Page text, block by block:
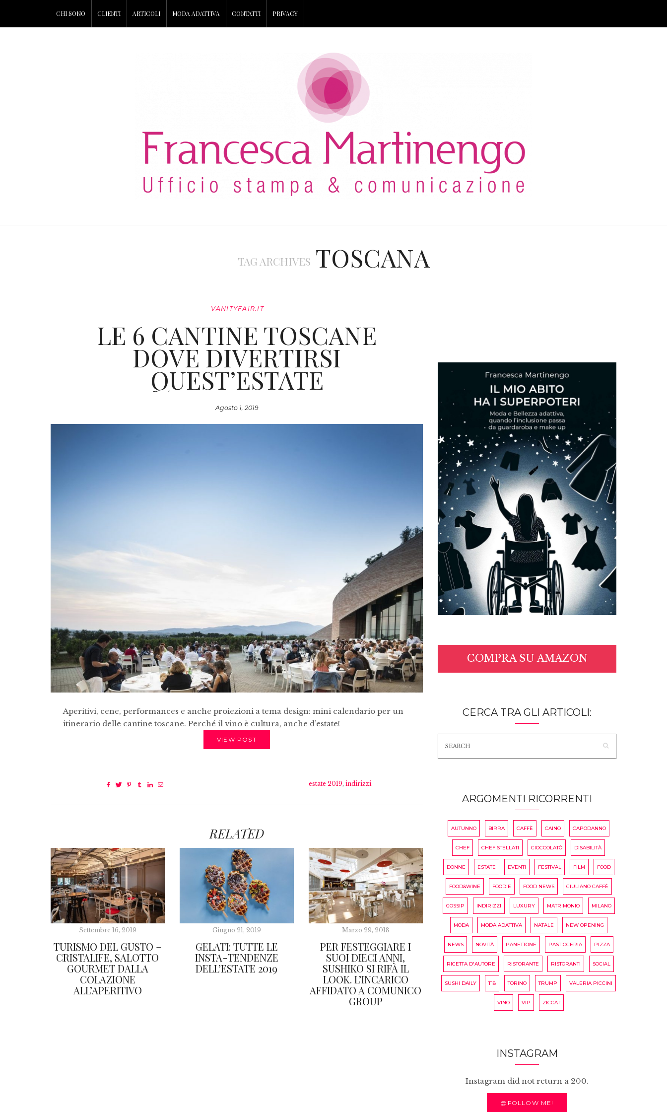
CHI SONO CLIENTI ARTICOLI MODA ADATTIVA CONTATTI PRIVACY
TAG ARCHIVES TOSCANA
VANITYFAIR.IT
LE 6 CANTINE TOSCANE
DOVE DIVERTIRSI
QUEST’ESTATE
Agosto 1, 2019
Aperitivi, cene, performances e anche proiezioni a tema design: mini calendario per un
itinerario delle cantine toscane. Perché il vino è cultura, anche d’estate!
VIEW POST
estate 2019, indirizzi
RELATED
Settembre 16, 2019
TURISMO DEL GUSTO –
CRISTALIFE, SALOTTO
GOURMET DALLA
COLAZIONE
ALL’APERITIVO
Giugno 21, 2019
GELATI: TUTTE LE
INSTA-TENDENZE
DELL’ESTATE 2019
Marzo 29, 2018
PER FESTEGGIARE I
SUOI DIECI ANNI,
SUSHIKO SI RIFÀ IL
LOOK. L’INCARICO
AFFIDATO A COMUNICO
GROUP
COMPRA SU AMAZON
CERCA TRA GLI ARTICOLI:
ARGOMENTI RICORRENTI
AUTUNNO BIRRA CAFFÈ CAINO CAPODANNO
CHEF CHEF STELLATI CIOCCOLATÒ DISABILITÀ
DONNE ESTATE EVENTI FESTIVAL FILM FOOD
FOOD&WINE FOODIE FOOD NEWS GIULIANO CAFFÈ
GOSSIP INDIRIZZI LUXURY MATRIMONIO MILANO
MODA MODA ADATTIVA NATALE NEW OPENING
NEWS NOVITÀ PANETTONE PASTICCERIA PIZZA
RICETTA D'AUTORE RISTORANTE RISTORANTI SOCIAL
SUSHI DAILY T18 TORINO TRUMP VALERIA PICCINI
VINO VIP ZICCAT
INSTAGRAM
Instagram did not return a 200.
@FOLLOW ME!